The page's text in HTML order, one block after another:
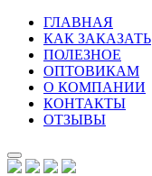
ГЛАВНАЯ
КАК ЗАКАЗАТЬ
ПОЛЕЗНОЕ
ОПТОВИКАМ
О КОМПАНИИ
КОНТАКТЫ
ОТЗЫВЫ